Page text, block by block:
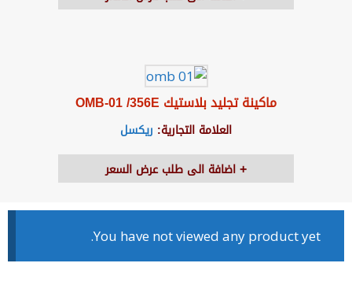
ماكينة تجليد بلاستيك OMB-01 /356E
العلامة التجارية: ريكسل
اضافة الى طلب عرض السعر
You have not viewed any product yet.